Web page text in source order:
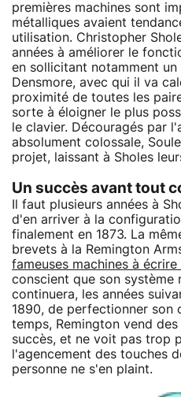
premières machines sont
métalliques avaient
utilisation. Christopher
années à améliorer le
en sollicitant notamment un
Densmore, avec qui il va
proximité de toutes les
sorte à éloigner le plus
le clavier. Découragés par
absolument colossale,
projet, laissant à Sholes
Un succès avant tout
Il faut plusieurs années à
d'en arriver à la
finalement en 1873. La
brevets à la Remington
fameuses machines à écrire
conscient que son système
continuera, les années
1890, de perfectionner son
temps, Remington vend
succès, et ne voit pas trop
l'agencement des touches
personne ne s'en plaint.